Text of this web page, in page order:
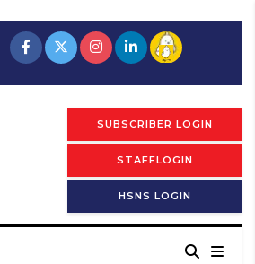
SUBSCRIBER LOGIN
STAFFLOGIN
HSNS LOGIN